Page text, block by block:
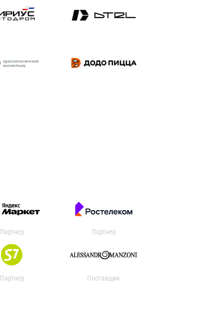
Партнер Партнер
Партнер Поставщик